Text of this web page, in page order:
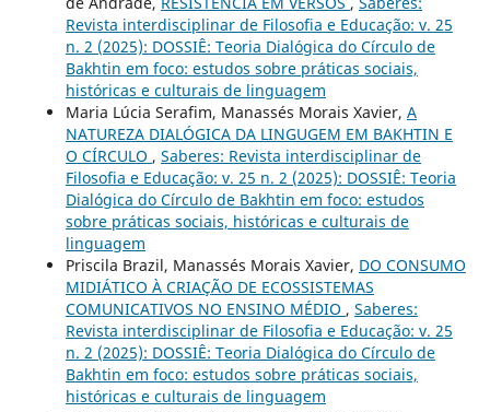
Revista interdisciplinar de Filosofia e Educação: v. 25
n. 2 (2025): DOSSIÊ: Teoria Dialógica do Círculo de
Bakhtin em foco: estudos sobre práticas sociais,
históricas e culturais de linguagem
Maria Lúcia Serafim, Manassés Morais Xavier, A
NATUREZA DIALÓGICA DA LINGUGEM EM BAKHTIN E
O CÍRCULO , Saberes: Revista interdisciplinar de
Filosofia e Educação: v. 25 n. 2 (2025): DOSSIÊ: Teoria
Dialógica do Círculo de Bakhtin em foco: estudos
sobre práticas sociais, históricas e culturais de
linguagem
Priscila Brazil, Manassés Morais Xavier, DO CONSUMO
MIDIÁTICO À CRIAÇÃO DE ECOSSISTEMAS
COMUNICATIVOS NO ENSINO MÉDIO , Saberes:
Revista interdisciplinar de Filosofia e Educação: v. 25
n. 2 (2025): DOSSIÊ: Teoria Dialógica do Círculo de
Bakhtin em foco: estudos sobre práticas sociais,
históricas e culturais de linguagem